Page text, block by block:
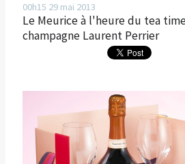
00h15 29 mai 2013
Le Meurice à l'heure du tea
champagne Laurent Perrier